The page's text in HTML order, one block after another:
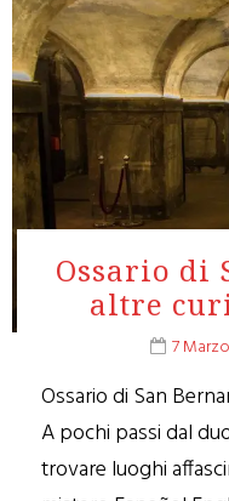
Ossario di
altre
7
Ossario di San
A pochi passi dal
trovare luoghi